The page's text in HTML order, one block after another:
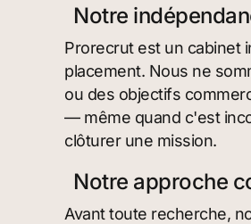
Notre
Prorecrut est un cabinet
placement. Nous ne
ou des objectifs
— même quand c'est
clôturer une mission.
Notre approche
Avant toute recherche,